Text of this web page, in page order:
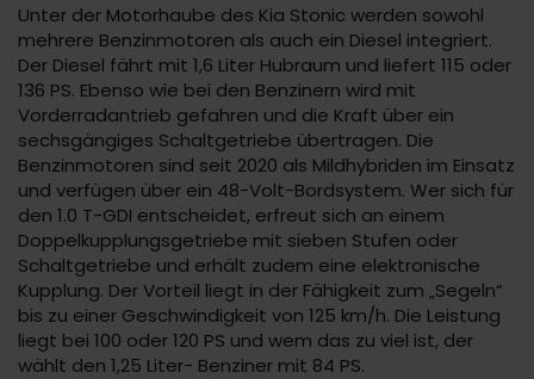
Unter der Motorhaube des Kia Stonic werden sowohl
mehrere Benzinmotoren als auch ein Diesel integriert.
Der Diesel fährt mit 1,6 Liter Hubraum und liefert 115 oder
136 PS. Ebenso wie bei den Benzinern wird mit
Vorderradantrieb gefahren und die Kraft über ein
sechsgängiges Schaltgetriebe übertragen. Die
Benzinmotoren sind seit 2020 als Mildhybriden im Einsatz
und verfügen über ein 48-Volt-Bordsystem. Wer sich für
den 1.0 T-GDI entscheidet, erfreut sich an einem
Doppelkupplungsgetriebe mit sieben Stufen oder
Schaltgetriebe und erhält zudem eine elektronische
Kupplung. Der Vorteil liegt in der Fähigkeit zum „Segeln“
bis zu einer Geschwindigkeit von 125 km/h. Die Leistung
liegt bei 100 oder 120 PS und wem das zu viel ist, der
wählt den 1,25 Liter- Benziner mit 84 PS.